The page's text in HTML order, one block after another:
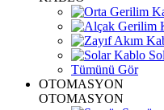
Tümünü Gör
OTOMASYON
OTOMASYON